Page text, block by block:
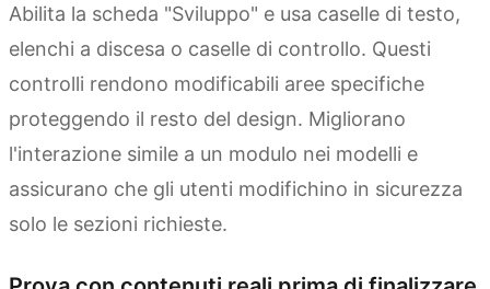
Abilita la scheda "Sviluppo" e usa caselle di testo,
elenchi a discesa o caselle di controllo. Questi
controlli rendono modificabili aree specifiche
proteggendo il resto del design. Migliorano
l'interazione simile a un modulo nei modelli e
assicurano che gli utenti modifichino in sicurezza
solo le sezioni richieste.